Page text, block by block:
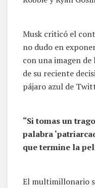
Musk criticó el
no dudo en
con una imagen
de su reciente
pájaro azul de
“Si tomas un
palabra
que termine la
El multimillonario